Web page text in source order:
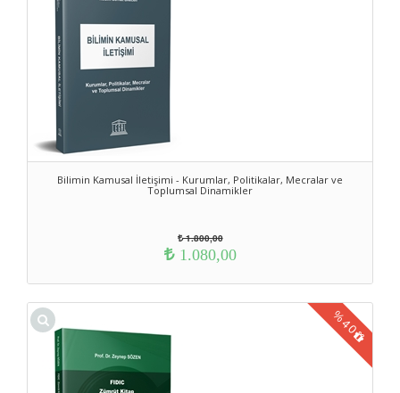
Bilimin Kamusal İletişimi - Kurumlar, Politikalar, Mecralar ve
Toplumsal Dinamikler
1.800,00
1.080,00
%40